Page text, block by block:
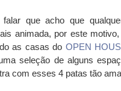
que acho que
animada, por este
as casas do OPEN
seleção de alguns
com esses 4 patas tão